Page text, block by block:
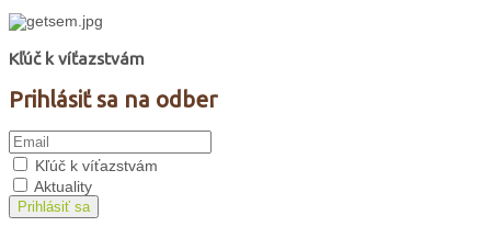
Kľúč k víťazstvám
Prihlásiť sa na odber
Kľúč k víťazstvám
Aktuality
Prihlásiť sa